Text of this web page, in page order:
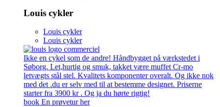
Louis cykler
Louis cykler
Louis cykler
Ikke en cykel som de andre! Håndbygget på værkstedet i
Søborg. Let,hurtig og smuk, takket være muffet Cr-mo
letvægts stål stel. Kvalitets komponenter overalt. Og ikke nok
med det .du er selv med til at bestemme designet. Priserne
starter fra 3900 kr . Og ja du hørte rigtig!
book En prøvetur her